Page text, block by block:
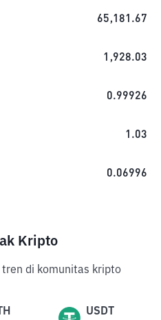
65,181.67
1,928.03
0.99926
1.03
0.06996
Kripto
tren di komunitas kripto
USDT